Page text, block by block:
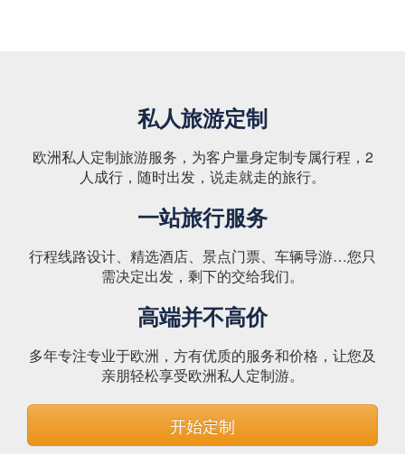
私人旅游定制
欧洲私人定制旅游服务，为客户量身定制专属行程，2
人成行，随时出发，说走就走的旅行。
一站旅行服务
行程线路设计、精选酒店、景点门票、车辆导游…您只
需决定出发，剩下的交给我们。
高端并不高价
多年专注专业于欧洲，方有优质的服务和价格，让您及
亲朋轻松享受欧洲私人定制游。
开始定制